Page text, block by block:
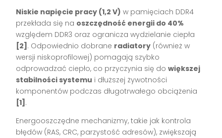
Niskie napięcie pracy (1,2 V) w pamięciach DDR4
przekłada się na oszczędność energii do 40%
względem DDR3 oraz ogranicza wydzielanie ciepła
[2] . Odpowiednio dobrane radiatory (również w
wersji niskoprofilowej) pomagają szybko
odprowadzać ciepło, co przyczynia się dowiększej
stabilności systemu i dłuższej żywotności
komponentów podczas długotrwałego obciążenia
[1] .
Energooszczędne mechanizmy, takie jak kontrola
błędów (RAS, CRC, parzystość adresów), zwiększają